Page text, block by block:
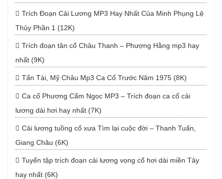
Trích Đoạn Cải Lương MP3 Hay Nhất Của Minh Phụng Lệ
Thủy Phần 1 (12K)
Trích đoạn tân cổ Châu Thanh – Phượng Hằng mp3 hay
nhất (9K)
Tấn Tài, Mỹ Châu Mp3 Ca Cổ Trước Năm 1975 (8K)
Ca cổ Phương Cẩm Ngọc MP3 – Trích đoạn ca cổ cải
lương dài hơi hay nhất (7K)
Cải lương tuồng cổ xưa Tìm lại cuộc đời – Thanh Tuấn,
Giang Châu (6K)
Tuyển tập trích đoạn cải lương vọng cổ hơi dài miền Tây
hay nhất (6K)